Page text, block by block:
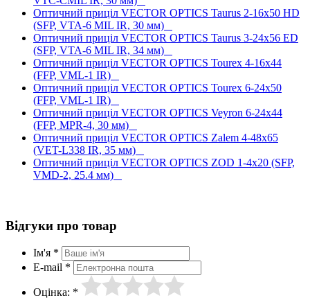
Оптичний приціл VECTOR OPTICS Taurus 2-16x50 HD
(SFP, VTA-6 MIL IR, 30 мм)
Оптичний приціл VECTOR OPTICS Taurus 3-24x56 ED
(SFP, VTA-6 MIL IR, 34 мм)
Оптичний приціл VECTOR OPTICS Tourex 4-16x44
(FFP, VML-1 IR)
Оптичний приціл VECTOR OPTICS Tourex 6-24x50
(FFP, VML-1 IR)
Оптичний приціл VECTOR OPTICS Veyron 6-24x44
(FFP, MPR-4, 30 мм)
Оптичний приціл VECTOR OPTICS Zalem 4-48x65
(VET-L338 IR, 35 мм)
Оптичний приціл VECTOR OPTICS ZOD 1-4x20 (SFP,
VMD-2, 25.4 мм)
Відгуки про товар
Ім'я *
E-mail *
Оцінка: *